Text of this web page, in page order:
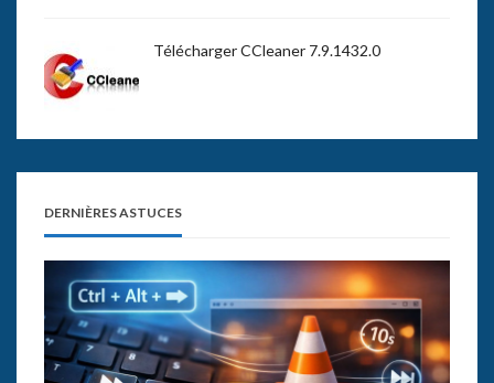
Télécharger CCleaner 7.9.1432.0
DERNIÈRES ASTUCES